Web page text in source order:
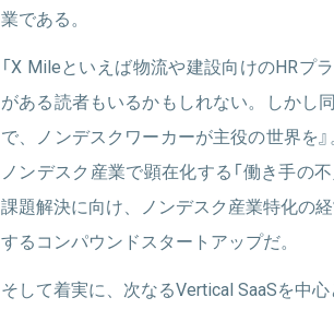
業である。
「X Mileといえば物流や建設向けのHRプ
がある読者もいるかもしれない。しかし
で、ノンデスクワーカーが主役の世界を
ノンデスク産業で顕在化する「働き手の
課題解決に向け、ノンデスク産業特化の
するコンパウンドスタートアップだ。
そして着実に、次なるVertical SaaSを中